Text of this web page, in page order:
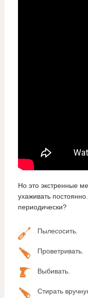
Но это экстренные
ухаживать
периодически?
Пылесосить.
Проветривать.
Выбивать.
Стирать